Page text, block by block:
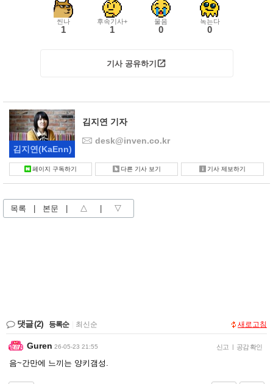
씬나
1
후속기사+
1
울음
0
녹는다
0
기사 공유하기
김지연(KaEnn)
김지연 기자
desk@inven.co.kr
페이지 구독하기 다른 기사 보기 기사 제보하기
목록 본문 △ ▽
댓글(2) 등록순 최신순 새로고침
Guren 26-05-23 21:55 신고 | 공감 확인
음~간만에 느끼는 양키갬성.